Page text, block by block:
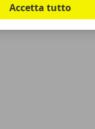
Accetta tutto